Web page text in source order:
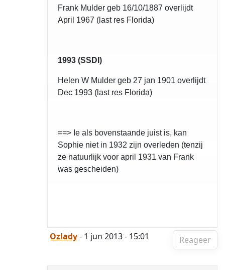
Frank Mulder geb 16/10/1887 overlijdt
April 1967 (last res Florida)
1993 (SSDI)
Helen W Mulder geb 27 jan 1901 overlijdt
Dec 1993 (last res Florida)
==> Ie als bovenstaande juist is, kan
Sophie niet in 1932 zijn overleden (tenzij
ze natuurlijk voor april 1931 van Frank
was gescheiden)
Reageer
Ozlady- 1 jun 2013 - 15:01